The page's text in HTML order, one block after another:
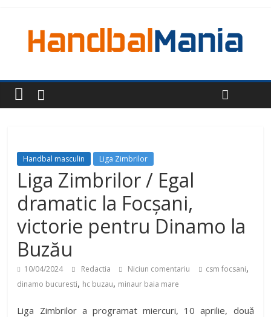
Handbal masculin Liga Zimbrilor
Liga Zimbrilor / Egal
dramatic la Focșani,
victorie pentru Dinamo la
Buzău
10/04/2024 Redactia Niciun comentariu csm focsani,
dinamo bucuresti, hc buzau, minaur baia mare
Liga Zimbrilor a programat miercuri, 10 aprilie, două